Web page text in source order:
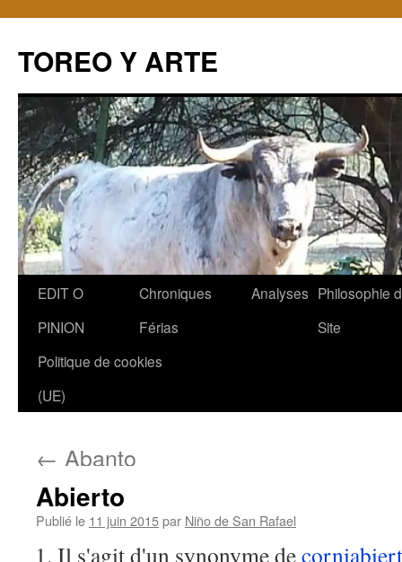
TOREO Y ARTE
Aller
contenu
EDIT O
PINION
Chroniques
Férias
Analyses Philosophie
Site
Politique de cookies
(UE)
← Abanto
Abierto
Publié le 11 juin 2015par Niño de San Rafael
Il s'agit d'un synonyme de